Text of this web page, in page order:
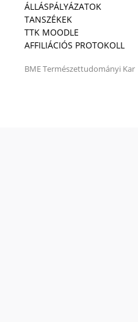
ÁLLÁSPÁLYÁZATOK
TANSZÉKEK
TTK MOODLE
AFFILIÁCIÓS PROTOKOLL
BMETermészettudományi Kar